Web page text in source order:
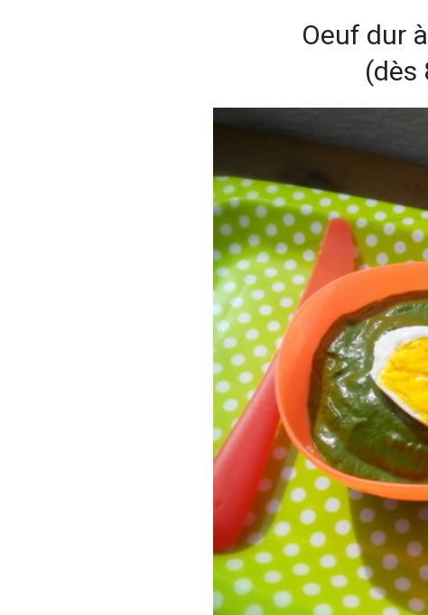
Oeuf dur
(dès